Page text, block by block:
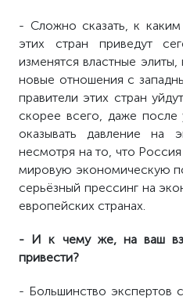
- Сложно сказать, к
этих стран приведут
изменятся властные элиты,
новые отношения с
правители этих стран
скорее всего, даже
оказывать давление на
несмотря на то, что
мировую экономическую
серьёзный прессинг на
европейских странах.
- И к чему же, на ваш
привести?
- Большинство экспертов